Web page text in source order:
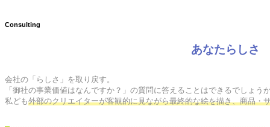
Consulting
あなたらしさ
会社の「らしさ」を取り戻す。
「御社の事業価値はなんですか？」の質問に答えることはできるでしょう
私ども外部のクリエイターが客観的に見ながら最終的な絵を描き、商品・